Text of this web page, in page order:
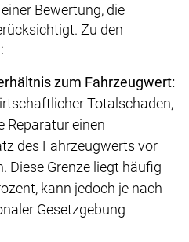
Bewertung, die
Zu den
zum Fahrzeugwert:
Totalschaden,
Reparatur einen
des Fahrzeugwerts vor
Diese Grenze liegt häufig
kann jedoch je nach
Gesetzgebung